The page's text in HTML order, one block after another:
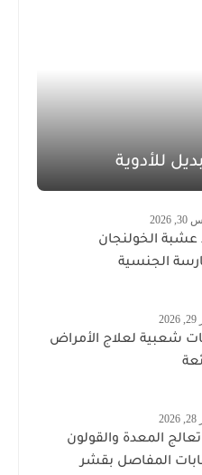
للأدوية
عشبة الخولنجان
الجنسية
شعبية لعلاج الأمراض
المعدة والقولون
المفاصل بقشر